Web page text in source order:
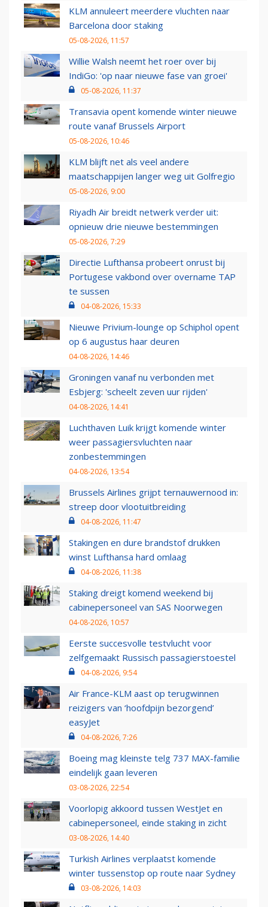
KLM annuleert meerdere vluchten naar
Barcelona door staking
05-08-2026, 11:57
Willie Walsh neemt het roer over bij
IndiGo: 'op naar nieuwe fase van groei'
05-08-2026, 11:37
Transavia opent komende winter nieuwe
route vanaf Brussels Airport
05-08-2026, 10:46
KLM blijft net als veel andere
maatschappijen langer weg uit Golfregio
05-08-2026, 9:00
Riyadh Air breidt netwerk verder uit:
opnieuw drie nieuwe bestemmingen
05-08-2026, 7:29
Directie Lufthansa probeert onrust bij
Portugese vakbond over overname TAP
te sussen
04-08-2026, 15:33
Nieuwe Privium-lounge op Schiphol opent
op 6 augustus haar deuren
04-08-2026, 14:46
Groningen vanaf nu verbonden met
Esbjerg: 'scheelt zeven uur rijden'
04-08-2026, 14:41
Luchthaven Luik krijgt komende winter
weer passagiersvluchten naar
zonbestemmingen
04-08-2026, 13:54
Brussels Airlines grijpt ternauwernood in:
streep door vlootuitbreiding
04-08-2026, 11:47
Stakingen en dure brandstof drukken
winst Lufthansa hard omlaag
04-08-2026, 11:38
Staking dreigt komend weekend bij
cabinepersoneel van SAS Noorwegen
04-08-2026, 10:57
Eerste succesvolle testvlucht voor
zelfgemaakt Russisch passagierstoestel
04-08-2026, 9:54
Air France-KLM aast op terugwinnen
reizigers van ‘hoofdpijn bezorgend’
easyJet
04-08-2026, 7:26
Boeing mag kleinste telg 737 MAX-familie
eindelijk gaan leveren
03-08-2026, 22:54
Voorlopig akkoord tussen WestJet en
cabinepersoneel, einde staking in zicht
03-08-2026, 14:40
Turkish Airlines verplaatst komende
winter tussenstop op route naar Sydney
03-08-2026, 14:03